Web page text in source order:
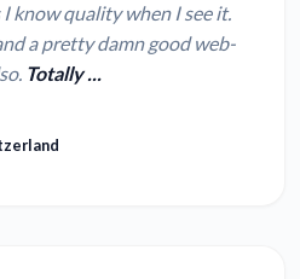
know quality when I see it.
a pretty damn good web-
Totally ...